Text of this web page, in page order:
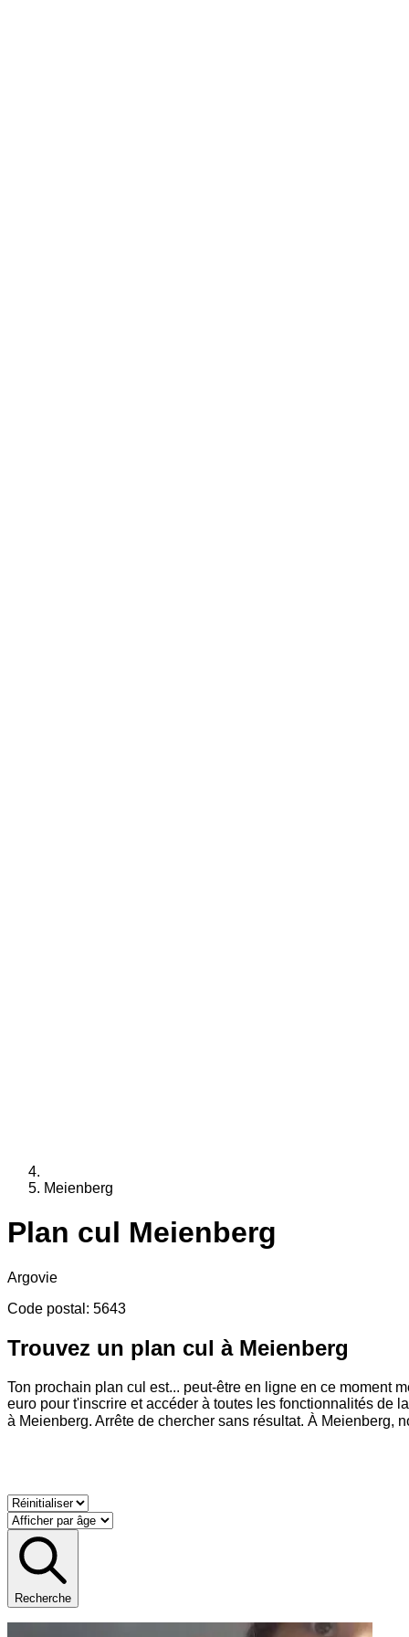
Meienberg
Plan cul Meienberg
Argovie
Code postal : 5643
Trouvez un plan cul à Meienberg
Ton prochain plan cul est... peut-être en ligne en ce moment
euro pour t'inscrire et accéder à toutes les fonctionnalités de
à Meienberg. Arrête de chercher sans résultat. À Meienberg,
Recherche